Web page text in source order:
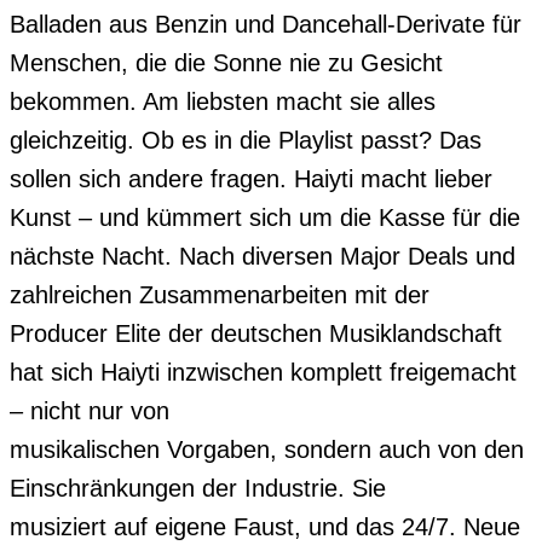
Balladen aus Benzin und Dancehall-Derivate für
Menschen, die die Sonne nie zu Gesicht
bekommen. Am liebsten macht sie alles
gleichzeitig. Ob es in die Playlist passt? Das
sollen sich andere fragen. Haiyti macht lieber
Kunst – und kümmert sich um die Kasse für die
nächste Nacht. Nach diversen Major Deals und
zahlreichen Zusammenarbeiten mit der
Producer Elite der deutschen Musiklandschaft
hat sich Haiyti inzwischen komplett freigemacht
– nicht nur von
musikalischen Vorgaben, sondern auch von den
Einschränkungen der Industrie. Sie
musiziert auf eigene Faust, und das 24/7. Neue